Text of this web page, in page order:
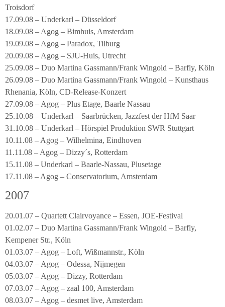
Troisdorf
17.09.08 – Underkarl – Düsseldorf
18.09.08 – Agog – Bimhuis, Amsterdam
19.09.08 – Agog – Paradox, Tilburg
20.09.08 – Agog – SJU-Huis, Utrecht
25.09.08 – Duo Martina Gassmann/Frank Wingold – Barfly, Köln
26.09.08 – Duo Martina Gassmann/Frank Wingold – Kunsthaus
Rhenania, Köln, CD-Release-Konzert
27.09.08 – Agog – Plus Etage, Baarle Nassau
25.10.08 – Underkarl – Saarbrücken, Jazzfest der HfM Saar
31.10.08 – Underkarl – Hörspiel Produktion SWR Stuttgart
10.11.08 – Agog – Wilhelmina, Eindhoven
11.11.08 – Agog – Dizzy´s, Rotterdam
15.11.08 – Underkarl – Baarle-Nassau, Plusetage
17.11.08 – Agog – Conservatorium, Amsterdam
2007
20.01.07 – Quartett Clairvoyance – Essen, JOE-Festival
01.02.07 – Duo Martina Gassmann/Frank Wingold – Barfly,
Kempener Str., Köln
01.03.07 – Agog – Loft, Wißmannstr., Köln
04.03.07 – Agog – Odessa, Nijmegen
05.03.07 – Agog – Dizzy, Rotterdam
07.03.07 – Agog – zaal 100, Amsterdam
08.03.07 – Agog – desmet live, Amsterdam